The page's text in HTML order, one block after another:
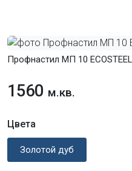
Профнастил МП 10
1560 м.кв.
Цвета
Золотой дуб